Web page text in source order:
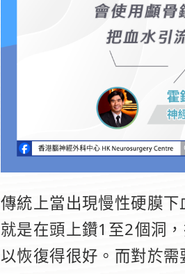
傳統上當出現慢性硬膜
就是在頭上鑽1至2個洞
以恢復得很好。而對於